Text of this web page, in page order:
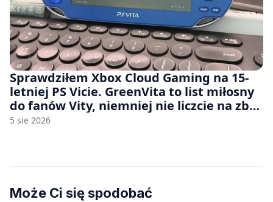
Sprawdziłem Xbox Cloud Gaming na 15-
letniej PS Vicie. GreenVita to list miłosny
do fanów Vity, niemniej nie liczcie na zbyt
wiele [FELIETON]
5 sie 2026
Może Ci się spodobać